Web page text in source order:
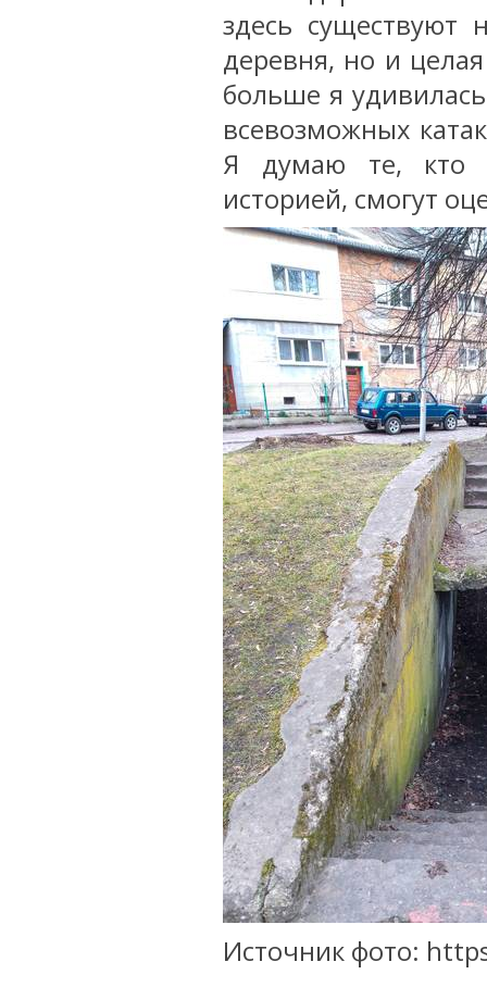
здесь существуют
деревня, но и
больше я
всевозможных
Я думаю те, кто
историей, смогут
Источник фото: